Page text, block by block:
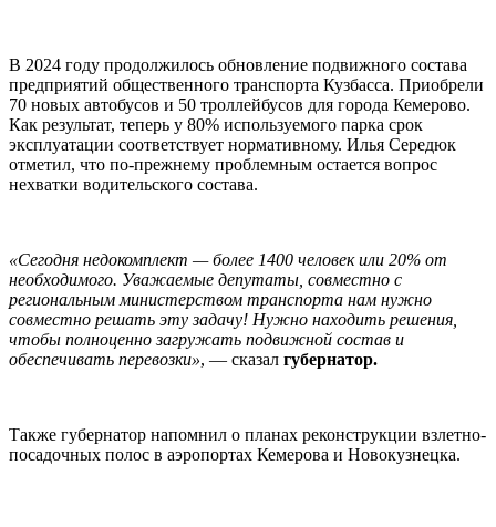
В 2024 году продолжилось обновление подвижного состава
предприятий общественного транспорта Кузбасса. Приобрели
70 новых автобусов и 50 троллейбусов для города Кемерово.
Как результат, теперь у 80% используемого парка срок
эксплуатации соответствует нормативному. Илья Середюк
отметил, что по-прежнему проблемным остается вопрос
нехватки водительского состава.
«Сегодня недокомплект — более 1400 человек или 20% от
необходимого. Уважаемые депутаты, совместно с
региональным министерством транспорта нам нужно
совместно решать эту задачу! Нужно находить решения,
чтобы полноценно загружать подвижной состав и
обеспечивать перевозки», — сказал губернатор.
Также губернатор напомнил о планах реконструкции взлетно-
посадочных полос в аэропортах Кемерова и Новокузнецка.